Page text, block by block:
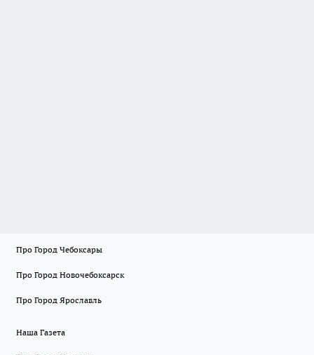
Про Город Чебоксары
Про Город Новочебоксарск
Про Город Ярославль
Наша Газета